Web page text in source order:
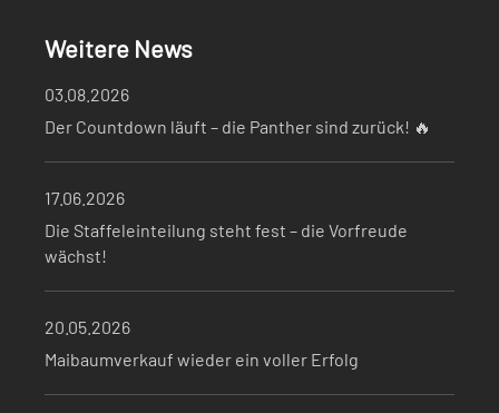
Weitere News
03.08.2026
Der Countdown läuft – die Panther sind zurück! 🔥
17.06.2026
Die Staffeleinteilung steht fest – die Vorfreude
wächst!
20.05.2026
Maibaumverkauf wieder ein voller Erfolg